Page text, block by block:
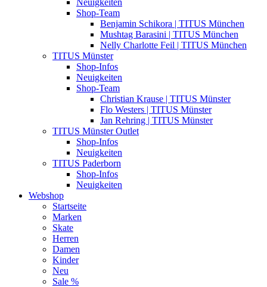
Shop-Team
Benjamin Schikora | TITUS München
Mushtag Barasini | TITUS München
Nelly Charlotte Feil | TITUS München
TITUS Münster
Shop-Infos
Neuigkeiten
Shop-Team
Christian Krause | TITUS Münster
Flo Westers | TITUS Münster
Jan Rehring | TITUS Münster
TITUS Münster Outlet
Shop-Infos
Neuigkeiten
TITUS Paderborn
Shop-Infos
Neuigkeiten
Webshop
Startseite
Marken
Skate
Herren
Damen
Kinder
Neu
Sale %